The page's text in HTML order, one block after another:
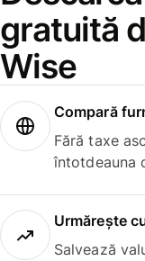
gratuită
Wise
Compară
Fără taxe
întotdeauna
Urmărește
Salvează